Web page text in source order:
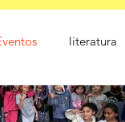
literatura
Comunicação